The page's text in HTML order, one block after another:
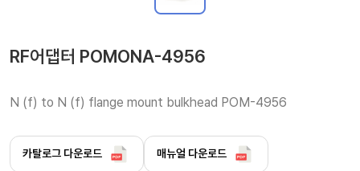
RF어댑터 POMONA-4956
N (f) to N (f) flange mount bulkhead POM-4956
카탈로그 다운로드 매뉴얼 다운로드